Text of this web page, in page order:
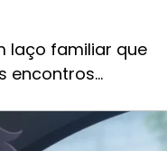
laço familiar que
encontros…